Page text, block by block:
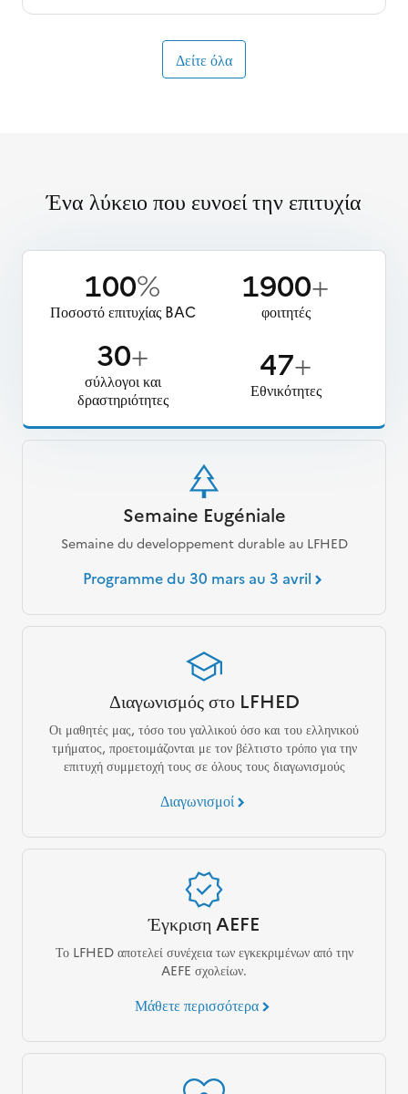
Δείτε όλα
Ένα λύκειο που ευνοεί την επιτυχία
100%
Ποσοστό επιτυχίας BAC
1900+
φοιτητές
30+
σύλλογοι και
δραστηριότητες
47+
Εθνικότητες
Semaine Eugéniale
Semaine du developpement durable au LFHED
Programme du 30 mars au 3 avril
Διαγωνισμός στο LFHED
Οι μαθητές μας, τόσο του γαλλικού όσο και του ελληνικού
τμήματος, προετοιμάζονται με τον βέλτιστο τρόπο για την
επιτυχή συμμετοχή τους σε όλους τους διαγωνισμούς
Διαγωνισμοί
Έγκριση AEFE
Το LFHED αποτελεί συνέχεια των εγκεκριμένων από την
AEFE σχολείων.
Μάθετε περισσότερα